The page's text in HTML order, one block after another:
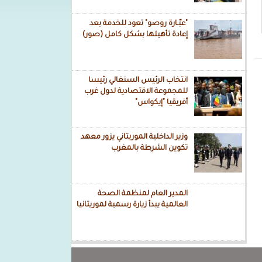
"عبّـارة روصو" تعود للخدمة بعد
إعادة تأهيلها بشكل كامل (صور)
انتخاب الرئيس السنغالي رئيسا
للمجموعة الاقتصادية لدول غرب
أفريقيا "إيكواس"
وزير الداخلية الموريتاني يزور معهد
تكوين الشرطة بالمغرب
المدير العام لمنظمة الصحة
العالمية يبدأ زيارة رسمية لموريتانيا